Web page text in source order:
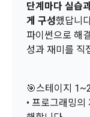
5. “기업회원”이
용 의뢰 서비스 등
인 또는 법인을 말
6. “해커톤”이라
7. “대회"라 함은
을 크라우드소싱
그 무엇보다도,
리 및 의무 관계
보장하는 수단이
데이콘 주식회사(
를 수집하고 있으
의(선택)’에서 철
또한 향후 마케팅
계정관리 페이지
2021.05.25
단계마다 실습
게 구성했답니
파이썬으로 해
성과 재미를 직
🎯스테이지
• 프로그래밍의